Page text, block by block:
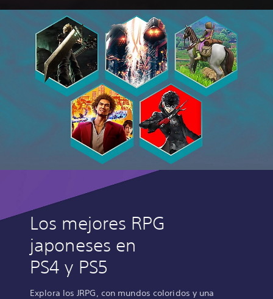
Los mejores RPG
japoneses en
PS4 y PS5
Explora los JRPG, con mundos coloridos y una